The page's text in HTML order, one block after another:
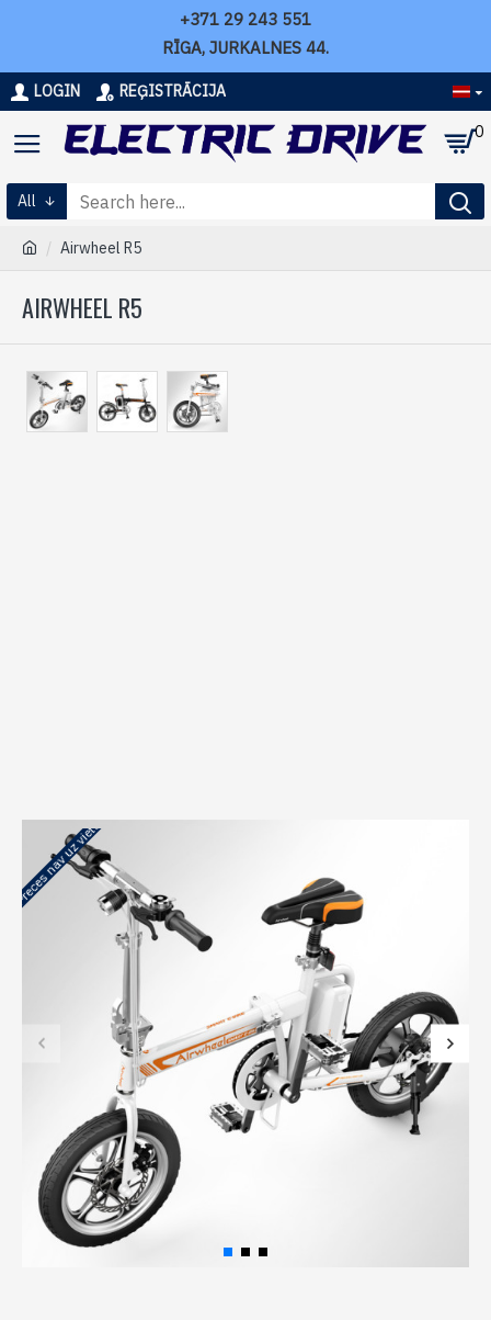
+371 29 243 551
RĪGA, JURKALNES 44.
LOGIN REĢISTRĀCIJA
0
All
Airwheel R5
AIRWHEEL R5
Preces nav uz vietas